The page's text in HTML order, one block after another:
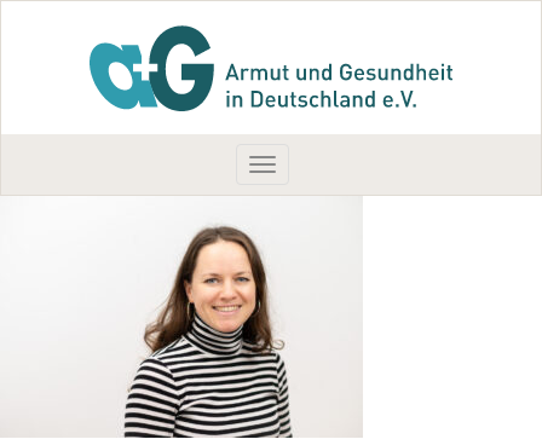
Toggle
navigation